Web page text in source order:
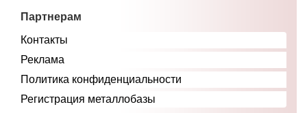
Партнерам
Контакты
Реклама
Политика конфиденциальности
Регистрация металлобазы